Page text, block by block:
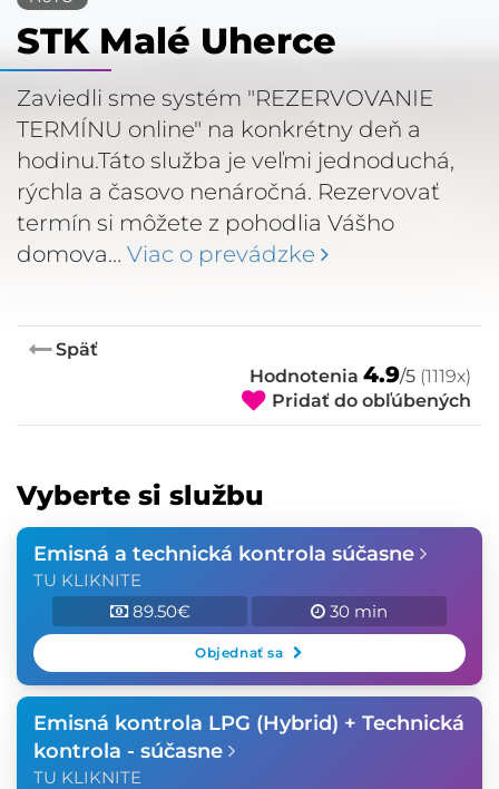
STK Malé Uherce
Zaviedli sme systém "REZERVOVANIE
TERMÍNU online" na konkrétny deň a
hodinu.Táto služba je veľmi jednoduchá,
rýchla a časovo nenáročná. Rezervovať
termín si môžete z pohodlia Vášho
domova… Viac o prevádzke
Späť
Hodnotenia 4.9/5 (1119x)
Pridať do obľúbených
Vyberte si službu
Emisná a technická kontrola súčasne
TU KLIKNITE
89.50€
30 min
Objednať sa
Emisná kontrola LPG (Hybrid) + Technická
kontrola - súčasne
TU KLIKNITE